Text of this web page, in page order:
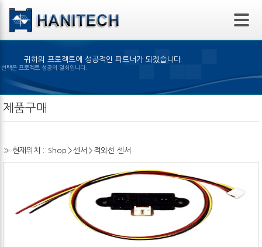
본문 바로가기
귀하의 프로젝트에 성공적인 파트너가 되겠습니다.
제품의 선택은 프로젝트 성공의 열쇠입니다.
제품구매
» 현재위치 : Shop >센서 > 적외선 센서